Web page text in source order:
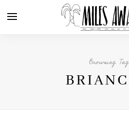
Browsing Tag